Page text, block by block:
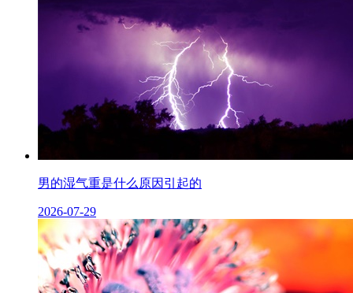
男的湿气重是什么原因引起的
2026-07-29